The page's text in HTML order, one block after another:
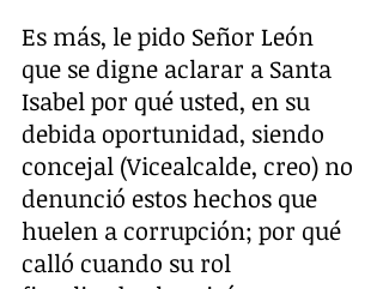
Es más, le pido Señor León
que se digne aclarar a Santa
Isabel por qué usted, en su
debida oportunidad, siendo
concejal (Vicealcalde, creo) no
denunció estos hechos que
huelen a corrupción; por qué
calló cuando su rol